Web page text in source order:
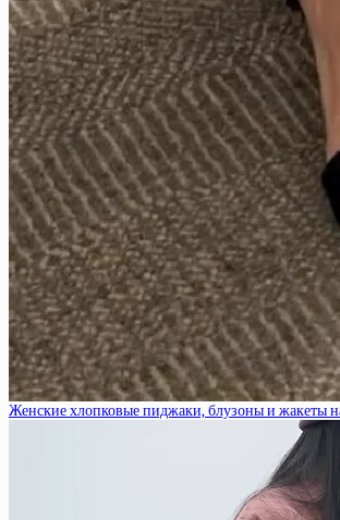
Женские хлопковые пиджаки, блузоны и жакеты